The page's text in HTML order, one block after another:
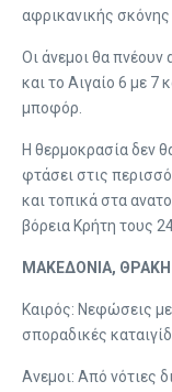
αφρικανικής σκόνης
Οι άνεμοι θα πνέουν
και το Αιγαίο 6 με 7
μποφόρ.
Η θερμοκρασία δεν
φτάσει στις
και τοπικά στα
βόρεια Κρήτη τους
ΜΑΚΕΔΟΝΙΑ, ΘΡΑΚΗ
Καιρός: Νεφώσεις
σποραδικές
Ανεμοι: Από νότιες